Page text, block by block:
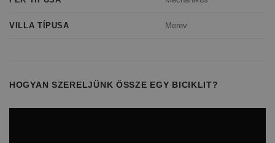
VILLA TÍPUSA Merev
HOGYAN SZERELJÜNK ÖSSZE EGY BICIKLIT?